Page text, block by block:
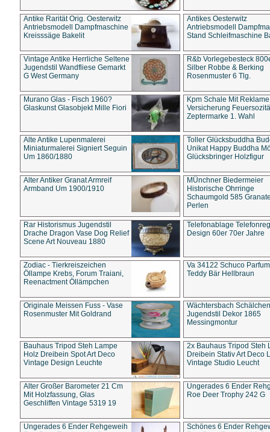
Antike Rarität Orig. Oesterwitz
Antriebsmodell Dampfmaschine
Kreisssäge Bakelit
Antikes Oesterwitz
Antriebsmodell
Stand Schleifmaschine
Vintage Antike Herrliche Seltene
Jugendstil Wandfliese Gemarkt
G West Germany
R&b Vorlegebesteck
Silber Robbe & Berking
Rosenmuster 6 Tlg.
Murano Glas - Fisch 1960?
Glaskunst Glasobjekt Mille Fiori
Kpm Schale Mit Reklame
Versicherung
Zeptermarke 1. Wahl
Alte Antike Lupenmalerei
Miniaturmalerei Signiert Seguin
Um 1860/1880
Toller Glücksbuddha
Unikat Happy Buddha
Glücksbringer Holzfigur
Alter Antiker Granat Armreif
Armband Um 1900/1910
MÜnchner Biedermeier
Historische Ohrringe
Schaumgold 585
Perlen
Rar Historismus Jugendstil
Drache Dragon Vase Dog Relief
Scene Art Nouveau 1880
Telefonablage
Design 60er 70er Jahre
Zodiac - Tierkreiszeichen
Öllampe Krebs, Forum Traiani,
Reenactment Öllämpchen
Va 34122 Schuco
Teddy Bär Hellbraun
Originale Meissen Fuss - Vase
Rosenmuster Mit Goldrand
Wächtersbach Schälchen
Jugendstil Dekor 1865
Messingmontur
Bauhaus Tripod Steh Lampe
Holz Dreibein Spot Art Deco
Vintage Design Leuchte
2x Bauhaus Tripod Steh
Dreibein Stativ Art Deco
Vintage Studio Leucht
Alter Großer Barometer 21 Cm
Mit Holzfassung, Glas
Geschliffen Vintage 5319 19
Ungerades 6 Ender
Roe Deer Trophy 242 G
Ungerades 6 Ender Rehgeweih
Schönes 6 Ender